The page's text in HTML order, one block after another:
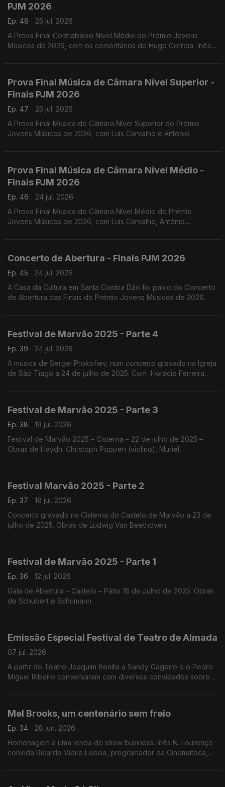
PJM 2026
Ep. 48
25 jul. 2026
A Prova Final Contrabaixo Nível Médio do Prémio Jovens
Músicos de 2026, com os comentários de Hugo Correia, Inês
Prova Final Música de Câmara Nível Superior -
Finais PJM 2026
Ep. 47
25 jul. 2026
A Prova Final Música de Câmara Nível Superior do Prémio
Jovens Músicos de 2026, com Luís Carvalho e António
Prova Final Música de Câmara Nível Médio -
Finais PJM 2026
Ep. 46
24 jul. 2026
A Prova Final Música de Câmara Nível Médio do Prémio
Jovens Músicos de 2026, com Luís Carvalho, António
Concerto de Abertura - Finais PJM 2026
Ep. 45
24 jul. 2026
A Casa da Cultura em Santa Comba Dão foi palco do Concerto
de Abertura das Finais do Prémio Jovens Músicos de 2026.
Festival de Marvão 2025 - Parte 4
Ep. 39
24 jul. 2026
A música de Sergei Prokofiev, num concerto gravado na Igreja
de São Tiago a 24 de julho de 2025. Com Horácio Ferreira,
Festival de Marvão 2025 - Parte 3
Ep. 38
19 jul. 2026
Festival de Marvão 2025 – Cisterna – 22 de julho de 2025 –
Obras de Haydn. Christoph Poppen (violino), Muriel
Festival Marvão 2025 - Parte 2
Ep. 37
18 jul. 2026
Concerto gravado na Cisterna do Castelo de Marvão a 23 de
julho de 2025. Obras de Ludwig Van Beethoven.
Festival de Marvão 2025 - Parte 1
Ep. 36
12 jul. 2026
Gala de Abertura – Castelo – Pátio 18 de Julho de 2025. Obras
de Schubert e Schumann.
Emissão Especial Festival de Teatro de Almada
07 jul. 2026
A partir do Teatro Joaquim Benite a Sandy Gageiro e o Pedro
Miguel Ribeiro conversaram com diversos convidados sobre o
Mel Brooks, um centenário sem freio
Ep. 34
28 jun. 2026
Homenagem a uma lenda do show business. Inês N. Lourenço
convida Ricardo Vieira Lisboa, programador da Cinemateca,